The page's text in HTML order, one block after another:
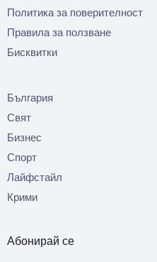
Политика за поверителност
Правила за ползване
Бисквитки
България
Свят
Бизнес
Спорт
Лайфстайл
Крими
Абонирай се